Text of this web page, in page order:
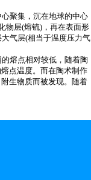
聚集，沉在地球的中心
物层(熔锍)，再在表面形
气层(相当于温度压力气
熔点相对较低，随着陶
点温度。而在陶术制作
生物质而被发现。随着